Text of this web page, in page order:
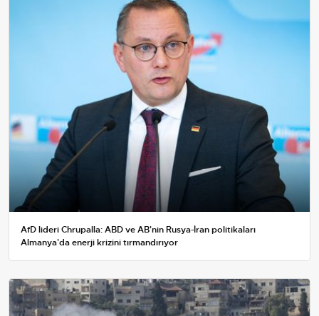
AfD lideri Chrupalla: ABD ve AB'nin Rusya-İran politikaları
Almanya'da enerji krizini tırmandırıyor